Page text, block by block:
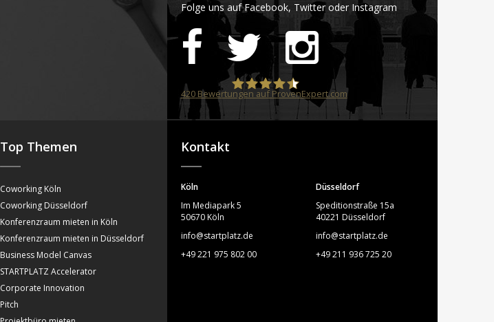
Folge uns auf Facebook, Twitter oder Instagram
STARTPLATZ
420Bewertungen auf ProvenExpert.com
Top Themen
Coworking Köln
Coworking Düsseldorf
Konferenzraum mieten in Köln
Konferenzraum mieten in Düsseldorf
Business Model Canvas
STARTPLATZ Accelerator
Corporate Innovation
Pitch
Kontakt
Köln
Im Mediapark 5
50670 Köln
info@startplatz.de
+49 221 975 802 00
Düsseldorf
Speditionstraße 15a
40221 Düsseldorf
info@startplatz.de
+49 211 936 725 20